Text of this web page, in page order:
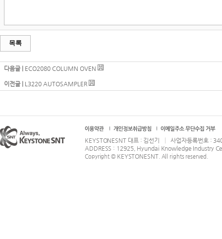
목록
다음글 | ECO2080 COLUMN OVEN
이전글 | L3220 AUTOSAMPLER
KEYSTONESNT 대표 : 김선기 │ 사업자등록번
ADDRESS : 12925, Hyundai Knowledge Industry
Copyright © KEYSTONESNT. All rights reserved.